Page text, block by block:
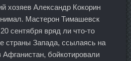
хозяев Александр Кокорин
Мастерон Тимашевск
сентября вряд ли что-то
страны Запада, ссылаясь на
Афганистан, бойкотировали